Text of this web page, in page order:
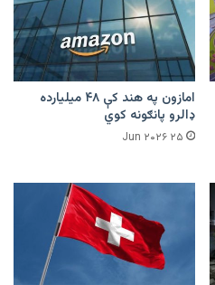
امازون په هند کې ۴۸ میلیارده
ډالرو پانګونه کوي
۲۵ Jun ۲۰۲۶